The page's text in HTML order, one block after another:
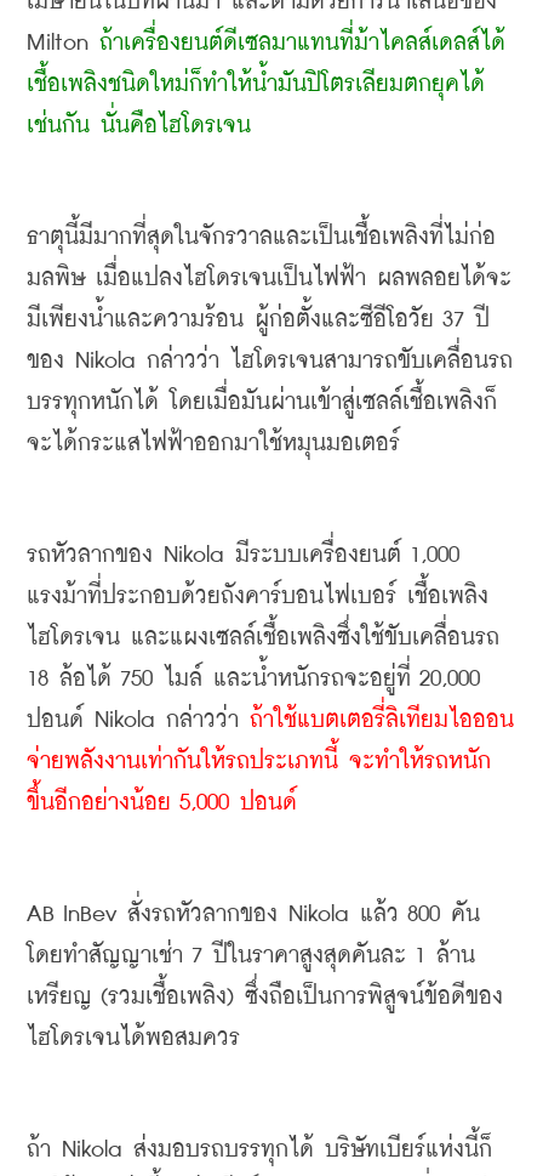
Milton ถ้าเครื่องยนต์ดีเซลมาแทนที่ม้าไคลส์เดลส์ได้
เชื้อเพลิงชนิดใหม่ก็ทำให้น้ำมันปิโตรเลียมตกยุคได้
เช่นกัน นั่นคือไฮโดรเจน
ธาตุนี้มีมากที่สุดในจักรวาลและเป็นเชื้อเพลิงที่ไม่ก่อ
มลพิษ เมื่อแปลงไฮโดรเจนเป็นไฟฟ้า ผลพลอยได้จะ
มีเพียงน้ำและความร้อน ผู้ก่อตั้งและซีอีโอวัย 37 ปี
ของ Nikola กล่าวว่า ไฮโดรเจนสามารถขับเคลื่อนรถ
บรรทุกหนักได้ โดยเมื่อมันผ่านเข้าสู่เซลล์เชื้อเพลิงก็
จะได้กระแสไฟฟ้าออกมาใช้หมุนมอเตอร์
รถหัวลากของ Nikola มีระบบเครื่องยนต์ 1,000
แรงม้าที่ประกอบด้วยถังคาร์บอนไฟเบอร์ เชื้อเพลิง
ไฮโดรเจน และแผงเซลล์เชื้อเพลิงซึ่งใช้ขับเคลื่อนรถ
18 ล้อได้ 750 ไมล์ และน้ำหนักรถจะอยู่ที่ 20,000
ปอนด์ Nikola กล่าวว่า ถ้าใช้แบตเตอรี่ลิเทียมไอออน
จ่ายพลังงานเท่ากันให้รถประเภทนี้ จะทำให้รถหนัก
ขึ้นอีกอย่างน้อย 5,000 ปอนด์
AB InBev สั่งรถหัวลากของ Nikola แล้ว 800 คัน
โดยทำสัญญาเช่า 7 ปีในราคาสูงสุดคันละ 1 ล้าน
เหรียญ (รวมเชื้อเพลิง) ซึ่งถือเป็นการพิสูจน์ข้อดีของ
ไฮโดรเจนได้พอสมควร
ถ้า Nikola ส่งมอบรถบรรทุกได้ บริษัทเบียร์แห่งนี้ก็